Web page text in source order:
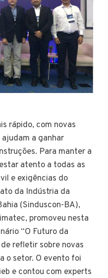
rápido, com novas
a ganhar
Para manter a
atento a todas as
e exigências do
da Indústria da
(Sinduscon-BA),
promoveu nesta
“O Futuro da
refletir sobre novas
o setor. O evento foi
e contou com experts